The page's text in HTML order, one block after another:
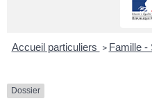
Accueil particuliers > Famille -
Dossier